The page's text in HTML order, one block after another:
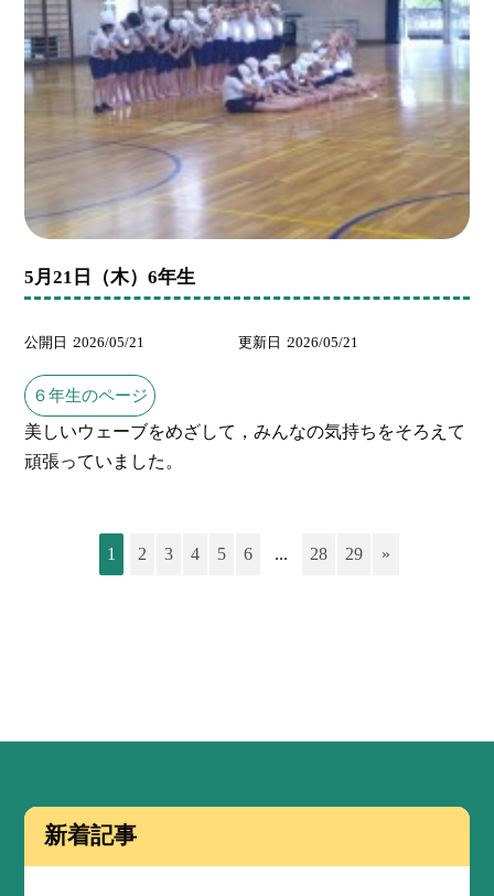
5月21日（木）6年生
公開日 2026/05/21 更新日 2026/05/21
６年生のページ
美しいウェーブをめざして，みんなの気持ちをそろえて
頑張っていました。
1 2 3 4 5 6 ... 28 29 »
新着記事